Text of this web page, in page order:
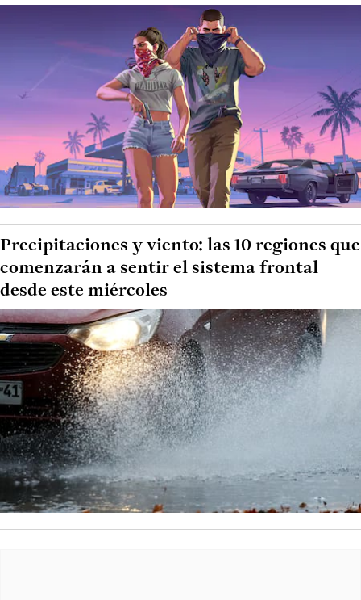
Precipitaciones y viento: las 10 regiones que
comenzarán a sentir el sistema frontal
desde este miércoles